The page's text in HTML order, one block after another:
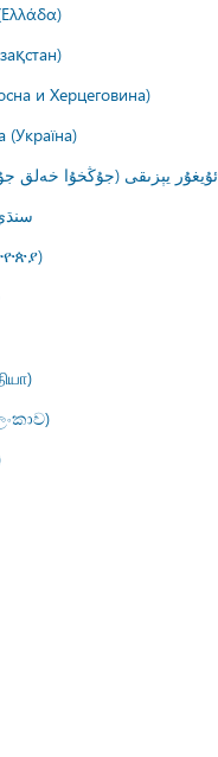
и Херцеговина)
(Україна)
ئۇيغۇر يېزىقى (جۇڭخۇا خەلق